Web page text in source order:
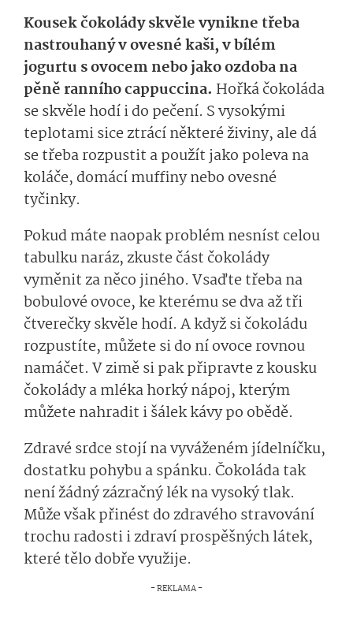
Kousek čokolády skvěle vynikne třeba
nastrouhaný v ovesné kaši, v bílém
jogurtu s ovocem nebo jako ozdoba na
pěně ranního cappuccina. Hořká čokoláda
se skvěle hodí i do pečení. S vysokými
teplotami sice ztrácí některé živiny, ale dá
se třeba rozpustit a použít jako poleva na
koláče, domácí muffiny nebo ovesné
tyčinky.
Pokud máte naopak problém nesníst celou
tabulku naráz, zkuste část čokolády
vyměnit za něco jiného. Vsaďte třeba na
bobulové ovoce, ke kterému se dva až tři
čtverečky skvěle hodí. A když si čokoládu
rozpustíte, můžete si do ní ovoce rovnou
namáčet. V zimě si pak připravte z kousku
čokolády a mléka horký nápoj, kterým
můžete nahradit i šálek kávy po obědě.
Zdravé srdce stojí na vyváženém jídelníčku,
dostatku pohybu a spánku. Čokoláda tak
není žádný zázračný lék na vysoký tlak.
Může však přinést do zdravého stravování
trochu radosti i zdraví prospěšných látek,
které tělo dobře využije.